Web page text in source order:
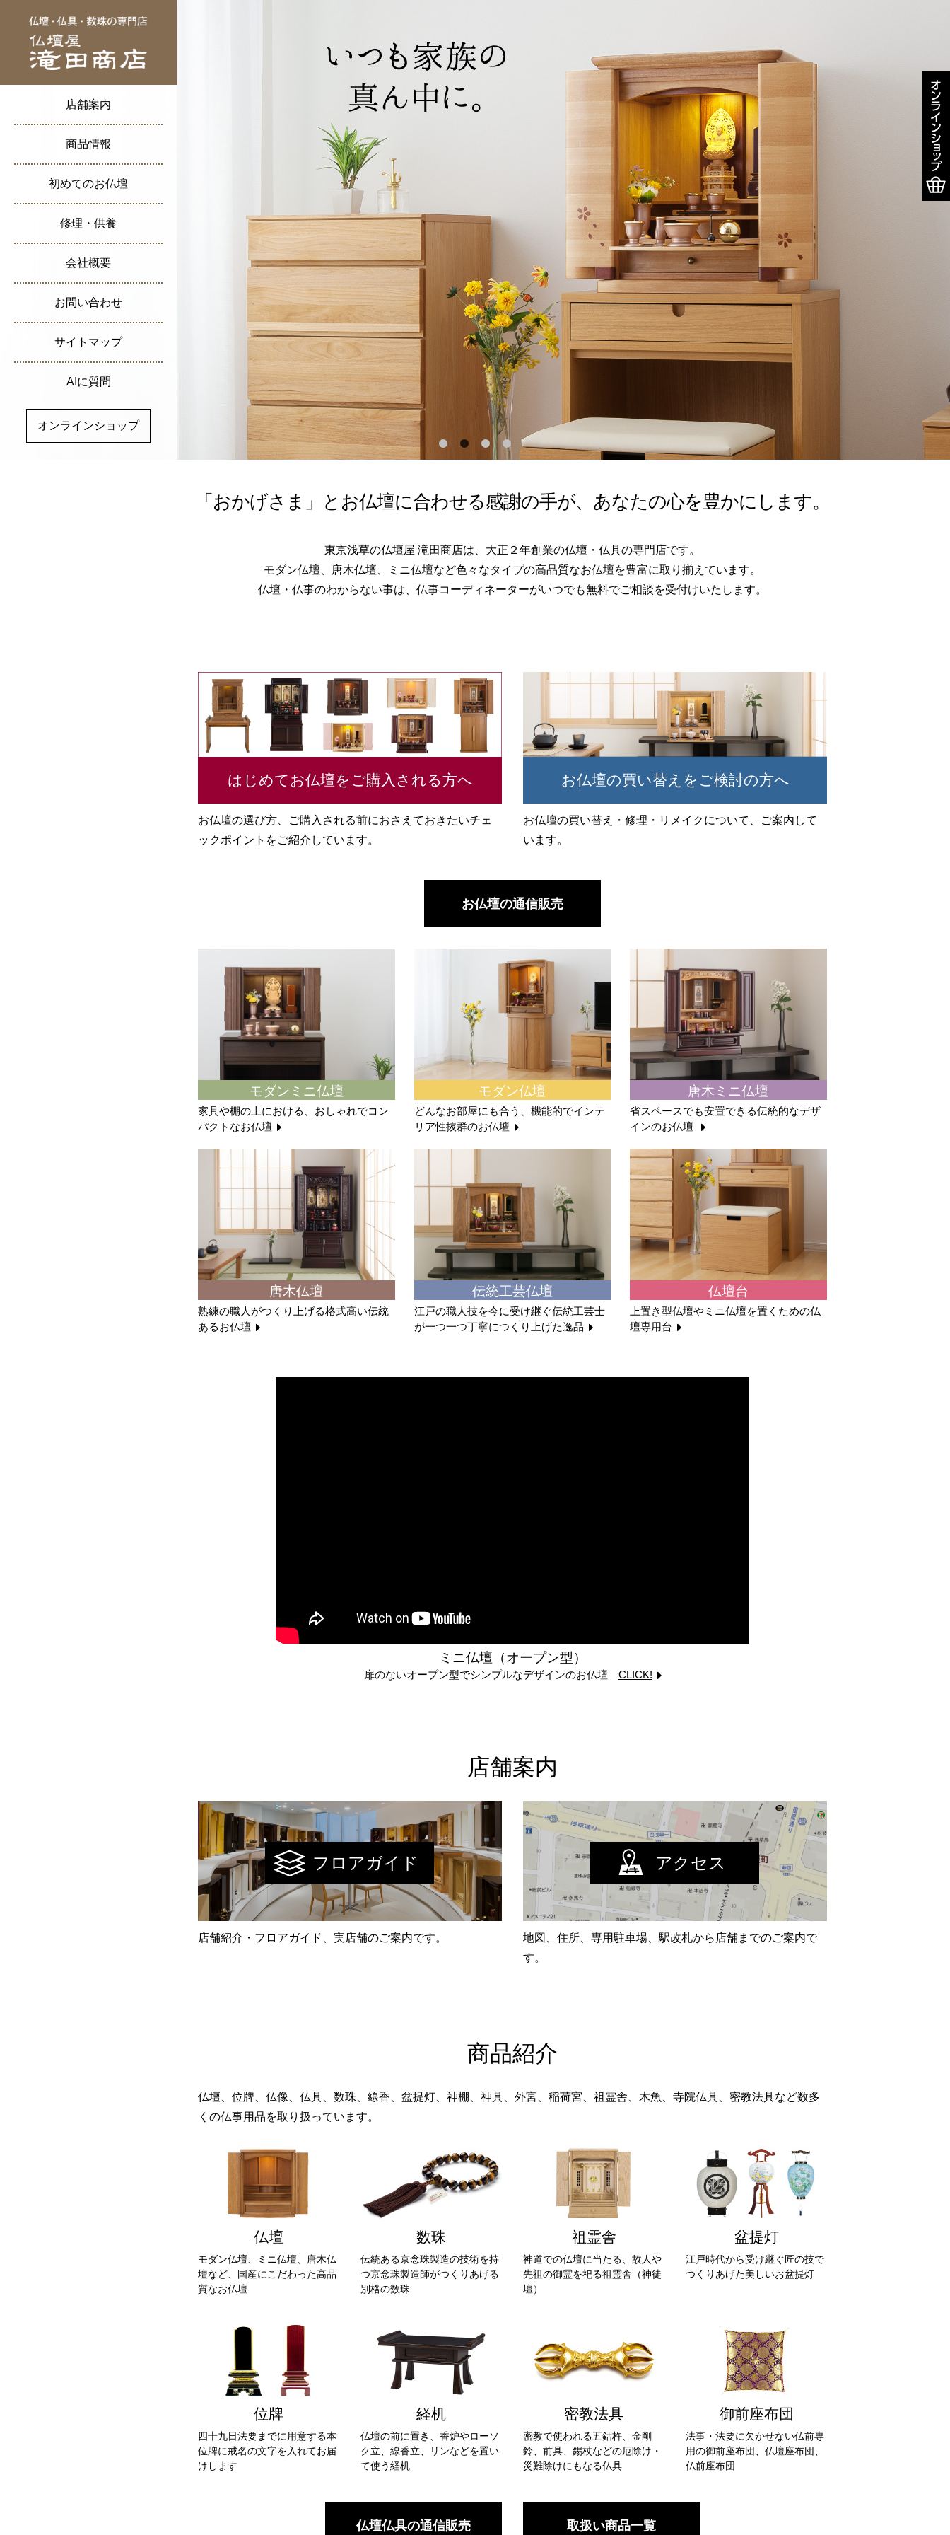
店舗案内
店舗紹介・フロアガイド
仏事コーディネーター
浅草情報
商品情報
盆提灯
取扱い商品一覧
初めてのお仏壇
はじめてお仏壇を
ご購入される方へ
お仏壇の買い替えを
ご検討の方へ
修理・供養
仏壇の修理
仏壇のリメイク
数珠の修理
会社概要
新聞・雑誌での掲載記事
仏壇公正取引協議会
(仏壇公正競争規約)
お問い合わせ
仏壇・祖霊舎カタログ
サイトマップ
AIに質問
オンラインショップ
「おかげさま」とお仏壇に合わせる感謝の手が、あなたの心を豊かにします。
東京浅草の仏壇屋 滝田商店は、大正２年創業の仏壇・仏具の専門店です。
モダン仏壇、唐木仏壇、ミニ仏壇など色々なタイプの高品質なお仏壇を豊富に取り揃えています。
仏壇・仏事のわからない事は、仏事コーディネーターがいつでも無料でご相談を受付けいたします。
はじめてお仏壇をご購入される方へ
お仏壇の選び方、ご購入される前におさえておきたいチェ
ックポイントをご紹介しています。
お仏壇の買い替えをご検討の方へ
お仏壇の買い替え・修理・リメイクについて、ご案内して
います。
お仏壇の通信販売
モダンミニ仏壇
家具や棚の上における、おしゃれでコン
パクトなお仏壇
モダン仏壇
どんなお部屋にも合う、機能的でインテ
リア性抜群のお仏壇
唐木ミニ仏壇
省スペースでも安置できる伝統的なデザ
インのお仏壇
唐木仏壇
熟練の職人がつくり上げる格式高い伝統
あるお仏壇
伝統工芸仏壇
江戸の職人技を今に受け継ぐ伝統工芸士
が一つ一つ丁寧につくり上げた逸品
仏壇台
上置き型仏壇やミニ仏壇を置くための仏
壇専用台
ミニ仏壇（オープン型）
扉のないオープン型でシンプルなデザインのお仏壇 CLICK!
店舗案内
フロアガイド
店舗紹介・フロアガイド、実店舗のご案内です。
アクセス
地図、住所、専用駐車場、駅改札から店舗までのご案内で
す。
商品紹介
仏壇、位牌、仏像、仏具、数珠、線香、盆提灯、神棚、神具、外宮、稲荷宮、祖霊舎、木魚、寺院仏具、密教法具など数多
くの仏事用品を取り扱っています。
仏壇
モダン仏壇、ミニ仏壇、唐木仏
壇など、国産にこだわった高品
質なお仏壇
数珠
伝統ある京念珠製造の技術を持
つ京念珠製造師がつくりあげる
別格の数珠
祖霊舎
神道での仏壇に当たる、故人や
先祖の御霊を祀る祖霊舎（神徒
壇）
盆提灯
江戸時代から受け継ぐ匠の技で
つくりあげた美しいお盆提灯
位牌
四十九日法要までに用意する本
位牌に戒名の文字を入れてお届
けします
経机
仏壇の前に置き、香炉やローソ
ク立、線香立、リンなどを置い
て使う経机
密教法具
密教で使われる五鈷杵、金剛
鈴、前具、錫杖などの厄除け・
災難除けにもなる仏具
御前座布団
法事・法要に欠かせない仏前専
用の御前座布団、仏壇座布団、
仏前座布団
仏壇仏具の通信販売 取扱い商品一覧